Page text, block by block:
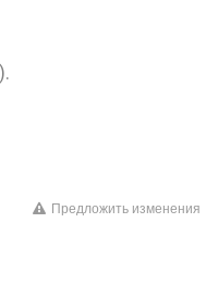
Предложить изменения